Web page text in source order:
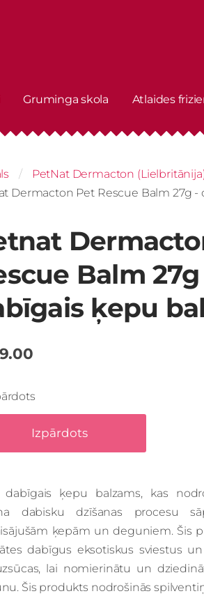
Gruminga skola Atlaides
PetNat Dermacton
Dermacton Pet Rescue Balm 27g -
Balm 27g
ķepu
Izpārdots
dabīgais ķepu balzams, kas
dabisku dzīšanas procesu
ķepām un deguniem. Šis
dabīgus eksotiskus sviestus
lai nomierinātu un
Šis produkts nodrošinās